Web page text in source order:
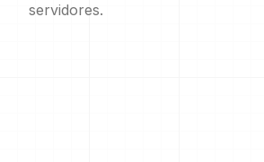
servidores.